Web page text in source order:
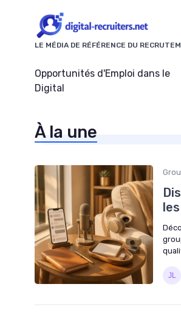
LE MÉDIA DE RÉFÉRENCE DU
Opportunités d'Emploi dans le
Digital
À la une